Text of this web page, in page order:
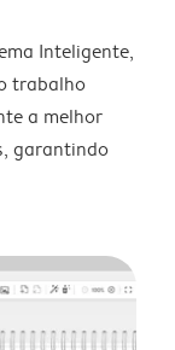
Inteligente,
trabalho
a melhor
garantindo